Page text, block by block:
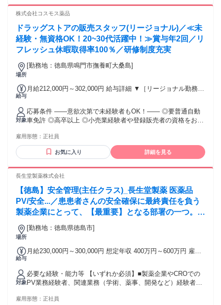
度：経験豊富なベテラン薬剤師が1年スパンで業務を基礎から
回、全社員を対象に困っていることや悩んでいること、今後
の目標設定についてなどの面談を行います。 学歴・資格 学
歴：大学院 大学 高専 短大 専修学校 高校 語学力： 資格：薬
剤師
株式会社コスモス薬品
ドラッグストアの販売スタッフ(リージョナル)／≪未
経験・無資格OK！20~30代活躍中！≫賞与年2回／リ
フレッシュ休暇取得率100％／研修制度充実
場所
[勤務地：徳島県鳴門市撫養町大桑島]
給与
月給212,000円～302,000円 給与詳細 ▼［リージョナル勤務］
（残業時間 月2h程度） 247,000円～277,000円 【スキルアッ
プコース】早期キャリアアップを目指したい方向け 271,000円
～317,600円 （15ｈ分時間外手当含む。実際の残業時間11
ｈ） ※赴任住宅手当3万円込み（家賃6万円の物件入居の場
344,300円 （29ｈ分時間外手当含む。実際の残業時間16.5ｈ）
※赴任住宅手当3万円込み（家賃6万円の物件入居の場合）
【経験者B】小売業で店長・マネジメント職経験者(登録販売
者)) 309,300円～376,200円 （39ｈ分時間外手当含む。実際の
残業時間22ｈ） ※赴任住宅手当3万円込み（家賃6万円の物件
入居の場合） 勤務形態やエリアによって異なります。 詳細に
ついては【勤務地範囲と給与について】をご確認ください。
対象
応募条件 ――意欲次第で未経験者もOK！―― ◎要普通自動
車免許 ◎高卒以上 ◎小売業経験者や登録販売者の資格をお持
後、資格取得を目指すことも可能。研修や講習会もあり。 ※
同業界からの転職者が増えてきており、入社後活躍に繋がっ
ています。もちろん異業界からの応募や、第二新卒者も含め
雇用形態： 正社員
お気に入り 詳細を見る
長生堂製薬株式会社
【徳島】安全管理(主任クラス)_長生堂製薬 医薬品
PV/安全...／患患者さんの安全確保に最終責任を負う
製薬企業にとって、【最重要】となる部署の一つ。医
薬品が市場に出た後も、その後の安全性を継続的に監
視しながら社会・医療現場の信頼を守る重要な役割を
場所
[勤務地：徳島県徳島市]
給与
月給230,000円～300,000円 想定年収 400万円～600万円 雇用
給￥230,000～￥300,000 基本給￥230,000～￥300,000を含む/
月 ■賞与実績:年2回（7月、12月） 諸手当：通勤手当（会社規
定に基づき支給）、残業手当（残業時間に応じて別途支給）
試用期間 有 期間：3ヶ月 備考：変更無
対象
必要な経験・能力等 【いずれか必須】■製薬企業やCROでの
PV業務経験者、関連業務（学術、薬事、開発など）経験者
迎！）■くすりに関する基礎知識をお持ちの方 【歓迎】 ■薬学
雇用形態： 正社員